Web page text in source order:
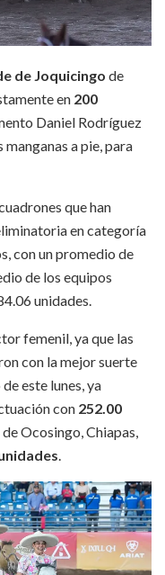
de Joquicingo de
en 200
Daniel Rodríguez
a pie, para
que han
en categoría
con un promedio de
de los equipos
unidades.
femenil, ya que las
con la mejor suerte
este lunes, ya
con 252.00
Ocosingo, Chiapas,